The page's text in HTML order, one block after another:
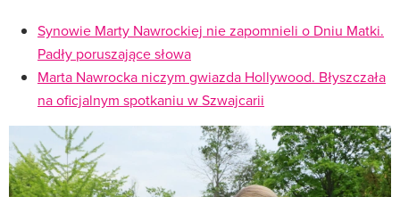
Synowie Marty Nawrockiej nie zapomnieli o Dniu Matki.
Padły poruszające słowa
Marta Nawrocka niczym gwiazda Hollywood. Błyszczała
na oficjalnym spotkaniu w Szwajcarii